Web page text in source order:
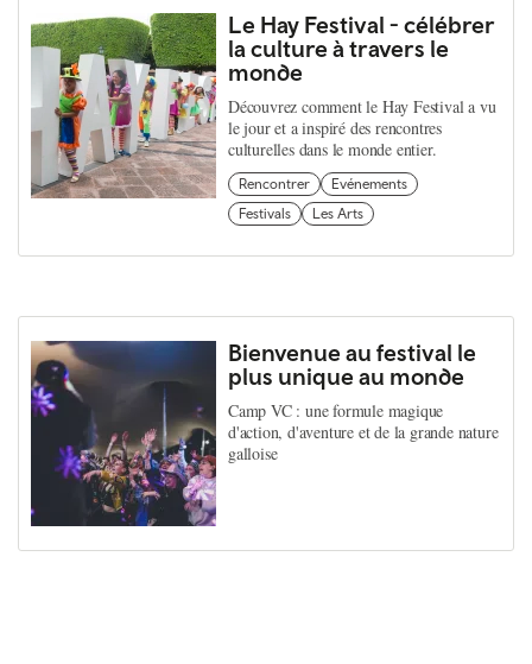
Le Hay Festival - célébrer
la culture à travers le
monde
Découvrez comment le Hay Festival a vu
le jour et a inspiré des rencontres
culturelles dans le monde entier.
Rencontrer
Evénements
Festivals
Les Arts
Bienvenue au festival le
plus unique au monde
Camp VC : une formule magique
d'action, d'aventure et de la grande nature
galloise